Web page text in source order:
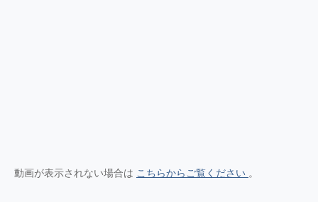
動画が表示されない場合は こちらからご覧ください 。